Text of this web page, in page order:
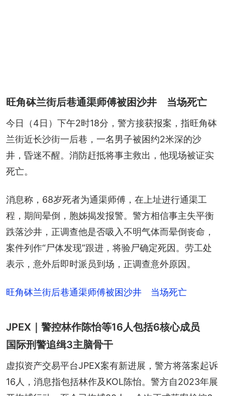
旺角砵兰街后巷通渠师傅被困沙井 当场死亡
今日（4日）下午2时18分，警方接获报案，指旺角砵
兰街近长沙街一后巷，一名男子被困约2米深的沙
井，昏迷不醒。消防赶抵将事主救出，他现场被证实
死亡。
消息称，68岁死者为通渠师傅，在上址进行通渠工
程，期间晕倒，胞姊揭发报警。警方相信事主失平衡
跌落沙井，正调查他是否吸入不明气体而晕倒丧命，
案件列作“尸体发现”跟进，将验尸确定死因。劳工处
表示，意外后即时派员到场，正调查意外原因。
旺角砵兰街后巷通渠师傅被困沙井 当场死亡
JPEX｜警控林作陈怡等16人包括6核心成员
国际刑警追缉3主脑骨干
虚拟资产交易平台JPEX案有新进展，警方将落案起诉
16人，消息指包括林作及KOL陈怡。警方自2023年展